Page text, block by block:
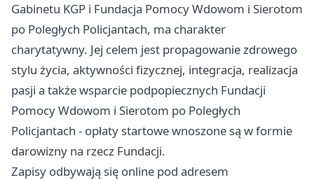
Gabinetu KGP i Fundacja Pomocy Wdowom i Sierotom
po Poległych Policjantach, ma charakter
charytatywny. Jej celem jest propagowanie zdrowego
stylu życia, aktywności fizycznej, integracja, realizacja
pasji a także wsparcie podpopiecznych Fundacji
Pomocy Wdowom i Sierotom po Poległych
Policjantach - opłaty startowe wnoszone są w formie
darowizny na rzecz Fundacji.
Zapisy odbywają się online pod adresem